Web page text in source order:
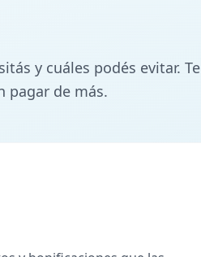
y cuáles podés evitar. Te
pagar de más.